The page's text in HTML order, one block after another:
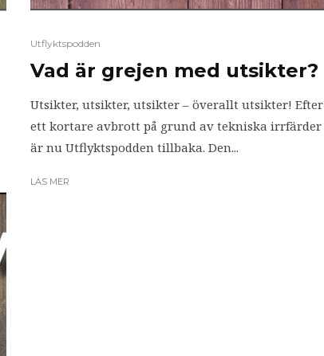
Utflyktspodden
Vad är grejen med utsikter?
Utsikter, utsikter, utsikter – överallt utsikter! Efter
ett kortare avbrott på grund av tekniska irrfärder
är nu Utflyktspodden tillbaka. Den...
LÄS MER